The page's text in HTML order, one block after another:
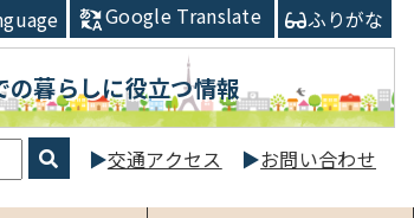
Google Translate ふりがな
の暮らしに役立つ情報
交通アクセス お問い合わせ